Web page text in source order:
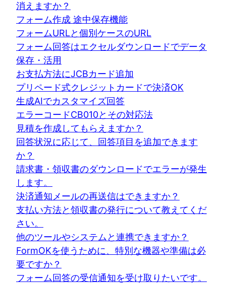
消えますか？
フォーム作成 途中保存機能
フォームURLと個別ケースのURL
フォーム回答はエクセルダウンロードでデータ
保存・活用
お支払方法にJCBカード追加
プリペード式クレジットカードで決済OK
生成AIでカスタマイズ回答
エラーコードCB010とその対応法
見積を作成してもらえますか？
回答状況に応じて、回答項目を追加できます
か？
請求書・領収書のダウンロードでエラーが発生
します。
決済通知メールの再送信はできますか？
支払い方法と領収書の発行について教えてくだ
さい。
他のツールやシステムと連携できますか？
FormOKを使うために、特別な機器や準備は必
要ですか？
フォーム回答の受信通知を受け取りたいです。